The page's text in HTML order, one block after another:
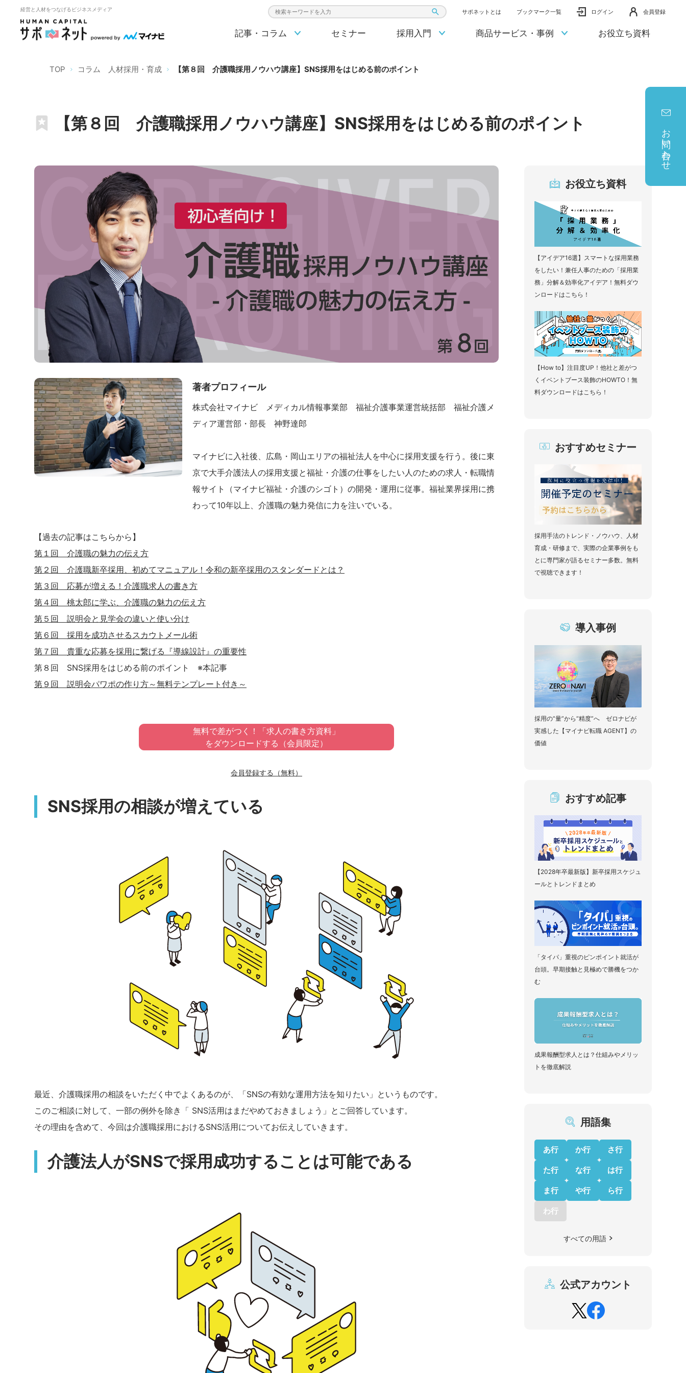
経営と人材をつなげるビジネスメディア
検索キーワード入力 サポネットとは ブックマーク一覧 ログイン 会員登録
記事・コラム セミナー 採用入門 商品サービス・事例 お役立ち資料
お問い合わせ
TOP コラム 人材採用・育成 【第８回 介護職採用ノウハウ講座】SNS採用をはじめる前のポイント
【第８回 介護職採用ノウハウ講座】SNS採用をはじめる前のポイント
著者プロフィール
株式会社マイナビ メディカル情報事業部 福祉介護事業運営統括部 福祉介護メ
ディア運営部・部長 神野達郎
マイナビに入社後、広島・岡山エリアの福祉法人を中心に採用支援を行う。後に東
京で大手介護法人の採用支援と福祉・介護の仕事をしたい人のための求人・転職情
報サイト（マイナビ福祉・介護のシゴト）の開発・運用に従事。福祉業界採用に携
わって10年以上、介護職の魅力発信に力を注いでいる。
【過去の記事はこちらから】
第１回 介護職の魅力の伝え方
第２回 介護職新卒採用、初めてマニュアル！令和の新卒採用のスタンダードとは？
第３回 応募が増える！介護職求人の書き方
第４回 桃太郎に学ぶ、介護職の魅力の伝え方
第５回 説明会と見学会の違いと使い分け
第６回 採用を成功させるスカウトメール術
第７回 貴重な応募を採用に繋げる『導線設計』の重要性
第８回 SNS採用をはじめる前のポイント ※本記事
第９回 説明会パワポの作り方～無料テンプレート付き～
無料で差がつく！「求人の書き方資料」
をダウンロードする（会員限定）
会員登録する（無料）
SNS採用の相談が増えている
最近、介護職採用の相談をいただく中でよくあるのが、「SNSの有効な運用方法を知りたい」というものです。
このご相談に対して、一部の例外を除き「 SNS活用はまだやめておきましょう」とご回答しています。
その理由を含めて、今回は介護職採用におけるSNS活用についてお伝えしていきます。
介護法人がSNSで採用成功することは可能である
お役立ち資料
【アイデア16選】スマートな採用業務
をしたい！兼任人事のための「採用業
務」分解＆効率化アイデア！無料ダウ
ンロードはこちら！
【How to】注目度UP！他社と差がつ
くイベントブース装飾のHOWTO！無
料ダウンロードはこちら！
おすすめセミナー
採用手法のトレンド・ノウハウ、人材
育成・研修まで、実際の企業事例をも
とに専門家が語るセミナー多数。無料
で視聴できます！
導入事例
採用の“量”から“精度”へ ゼロナビが
実感した【マイナビ転職 AGENT】の
価値
おすすめ記事
【2028年卒最新版】新卒採用スケジュ
ールとトレンドまとめ
「タイパ」重視のピンポイント就活が
台頭。早期接触と見極めで勝機をつか
む
成果報酬型求人とは？仕組みやメリッ
トを徹底解説
用語集
あ行 か行 さ行
た行 な行 は行
ま行 や行 ら行
わ行
すべての用語
公式アカウント